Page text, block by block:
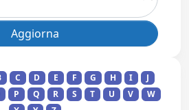
C D E F G H I
J
P Q R S T U V
W